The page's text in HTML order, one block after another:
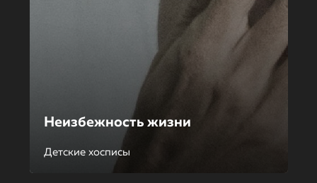
Неизбежность жизни
Детские хосписы